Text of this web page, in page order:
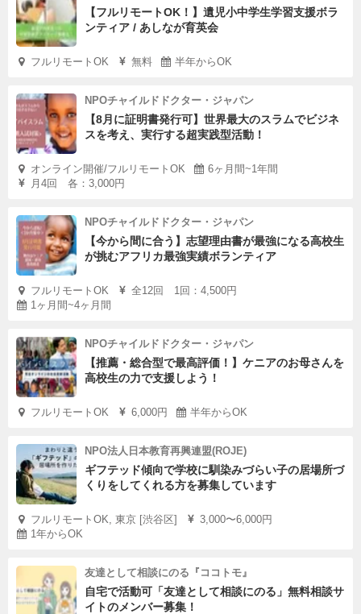
【フルリモートOK！】遺児小中学生学習支援ボラ
ンティア / あしなが育英会
フルリモートOK 無料 半年からOK
NPOチャイルドドクター・ジャパン
【8月に証明書発行可】世界最大のスラムでビジネ
スを考え、実行する超実践型活動！
オンライン開催/フルリモートOK
6ヶ月間~1年間
月4回 各：3,000円
NPOチャイルドドクター・ジャパン
【今から間に合う】志望理由書が最強になる高校生
が挑むアフリカ最強実績ボランティア
フルリモートOK
全12回 1回：4,500円
1ヶ月間~4ヶ月間
NPOチャイルドドクター・ジャパン
【推薦・総合型で最高評価！】ケニアのお母さんを
高校生の力で支援しよう！
フルリモートOK 6,000円 半年からOK
NPO法人日本教育再興連盟(ROJE)
ギフテッド傾向で学校に馴染みづらい子の居場所づ
くりをしてくれる方を募集しています
フルリモートOK, 東京 [渋谷区]
3,000〜6,000円
1年からOK
友達として相談にのる『ココトモ』
自宅で活動可「友達として相談にのる」無料相談サ
イトのメンバー募集！